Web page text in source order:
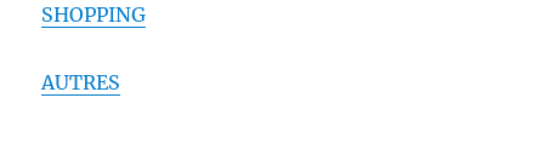
SHOPPING
AUTRES